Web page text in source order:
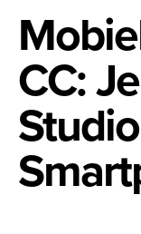
CC: